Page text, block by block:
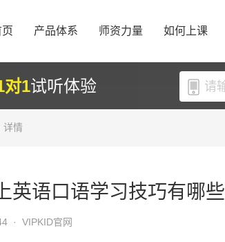
产品体系 师资力量 如何上课
对1试听体验
详情
英语口语学习技巧有哪些
· VIPKID官网